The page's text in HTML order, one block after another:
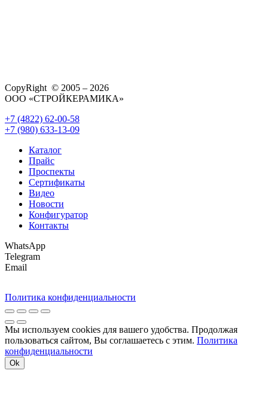
CopyRight © 2005 – 2026
ООО «СТРОЙКЕРАМИКА»
+7 (4822) 62-00-58
+7 (980) 633-13-09
Каталог
Прайс
Проспекты
Сертификаты
Видео
Новости
Конфигуратор
Контакты
WhatsApp
Telegram
Email
Политика конфиденциальности
Мы используем cookies для вашего удобства. Продолжая
пользоваться сайтом, Вы соглашаетесь с этим. Политика
конфиденциальности
Ok